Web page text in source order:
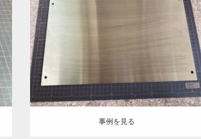
Category:
機械
事例を見る